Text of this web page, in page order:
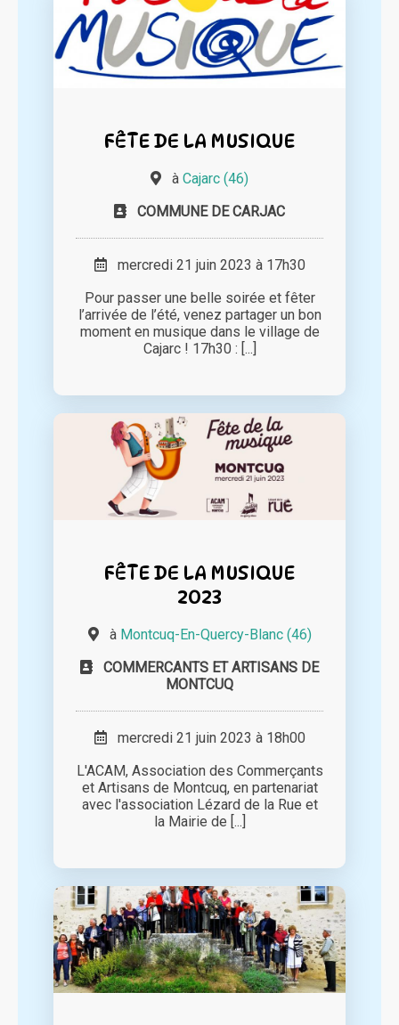
FÊTE DE LA MUSIQUE
à Cajarc (46)
COMMUNE DE CARJAC
mercredi 21 juin 2023 à 17h30
Pour passer une belle soirée et fêter
l’arrivée de l’été, venez partager un bon
moment en musique dans le village de
Cajarc ! 17h30 : [...]
FÊTE DE LA MUSIQUE
2023
à Montcuq-En-Quercy-Blanc (46)
COMMERCANTS ET ARTISANS DE
MONTCUQ
mercredi 21 juin 2023 à 18h00
L'ACAM, Association des Commerçants
et Artisans de Montcuq, en partenariat
avec l'association Lézard de la Rue et
la Mairie de [...]